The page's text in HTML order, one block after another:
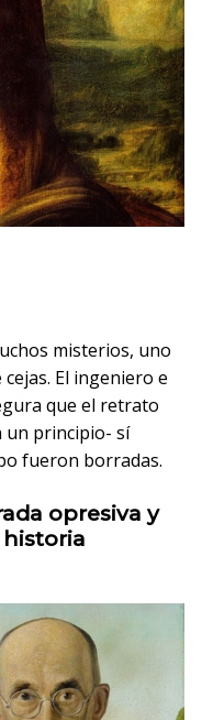
misterios, uno
El ingeniero e
que el retrato
un principio- sí
fueron borradas.
opresiva y
historia